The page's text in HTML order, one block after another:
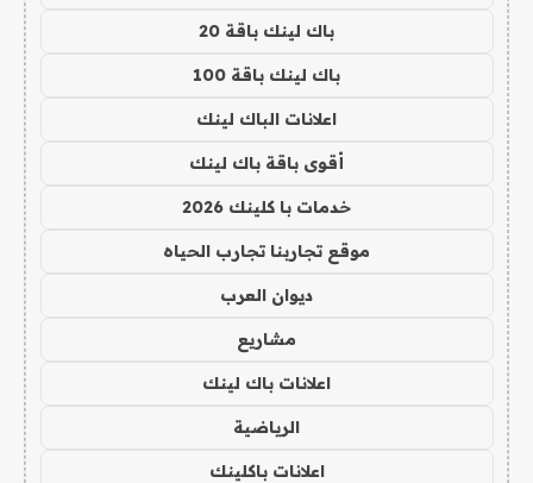
باك لينك باقة 20
باك لينك باقة 100
اعلانات الباك لينك
أقوى باقة باك لينك
خدمات با كلينك 2026
موقع تجاربنا تجارب الحياه
ديوان العرب
مشاريع
اعلانات باك لينك
الرياضية
اعلانات باكلينك